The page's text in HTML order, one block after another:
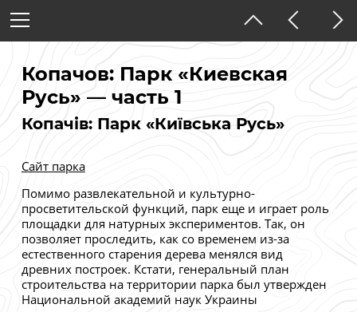
Киевская область
Тёмная тема
Копачов: Парк «Киевская
Русь» — часть 1
Копачів: Парк «Київська Русь»
Сайт парка
Помимо развлекательной и культурно-
просветительской функций, парк еще и играет роль
площадки для натурных экспериментов. Так, он
позволяет проследить, как со временем из-за
естественного старения дерева менялся вид
древних построек. Кстати, генеральный план
строительства на территории парка был утвержден
Национальной академий наук Украины